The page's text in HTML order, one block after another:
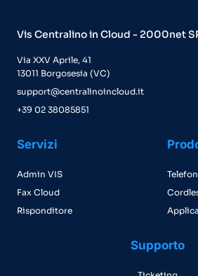
Vis Centralino in Cloud - 2000net
Via XXV Aprile, 41
13011 Borgosesia (VC)
support@centralinoincloud.it
+39 02 38085851
Servizi
Admin VIS
Fax Cloud
Risponditore
Supporto